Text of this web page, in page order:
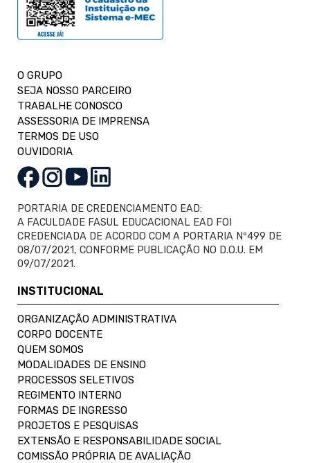
O GRUPO
SEJA NOSSO PARCEIRO
TRABALHE CONOSCO
ASSESSORIA DE IMPRENSA
TERMOS DE USO
OUVIDORIA
PORTARIA DE CREDENCIAMENTO EAD:
A FACULDADE FASUL EDUCACIONAL EAD FOI
CREDENCIADA DE ACORDO COM A PORTARIA Nº499 DE
08/07/2021, CONFORME PUBLICAÇÃO NO D.O.U. EM
09/07/2021.
INSTITUCIONAL
ORGANIZAÇÃO ADMINISTRATIVA
CORPO DOCENTE
QUEM SOMOS
MODALIDADES DE ENSINO
PROCESSOS SELETIVOS
REGIMENTO INTERNO
FORMAS DE INGRESSO
PROJETOS E PESQUISAS
EXTENSÃO E RESPONSABILIDADE SOCIAL
COMISSÃO PRÓPRIA DE AVALIAÇÃO